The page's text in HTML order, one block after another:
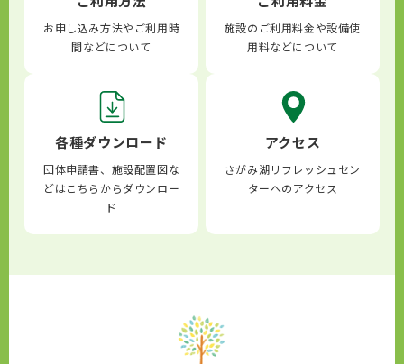
お申し込み方法やご利用時
間などについて
施設のご利用料金や設備使
用料などについて
各種ダウンロード
団体申請書、施設配置図な
どはこちらからダウンロー
ド
アクセス
さがみ湖リフレッシュセン
ターへのアクセス